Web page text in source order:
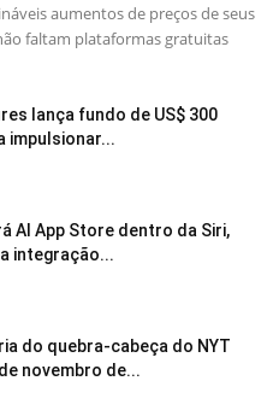
​​aumentos de preços de seus
faltam plataformas gratuitas
lança fundo de US$ 300
impulsionar...
AI App Store dentro da Siri,
integração...
do quebra-cabeça do NYT
novembro de...